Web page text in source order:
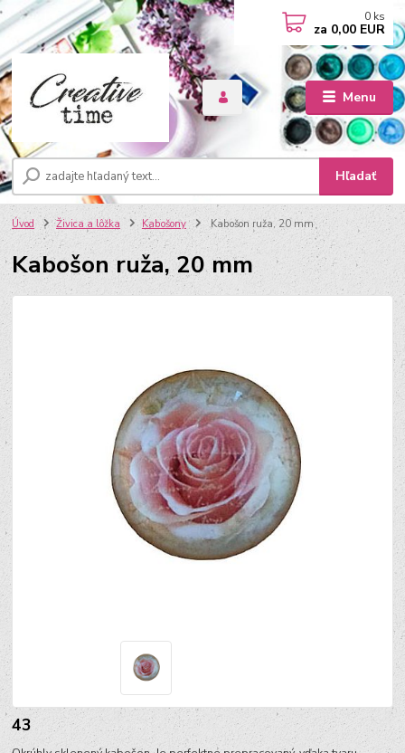
Menu
Hľadať
0 ks
za 0,00 EUR
Úvod Živica a lôžka Kabošony Kabošon ruža, 20 mm
Kabošon ruža, 20 mm
43